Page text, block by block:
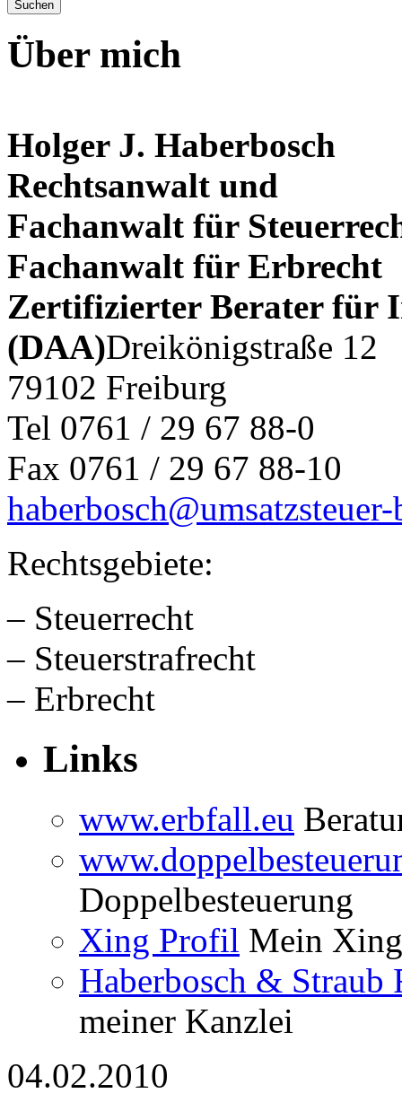
Über mich
Holger J. Haberbosch
Rechtsanwalt und
Fachanwalt für
Fachanwalt für Erbrecht
Zertifizierter Berater für
(DAA)Dreikönigstraße 12
79102 Freiburg
Tel 0761 / 29 67 88-0
Fax 0761 / 29 67 88-10
Rechtsgebiete:
– Steuerrecht
– Steuerstrafrecht
– Erbrecht
Links
www.erbfall.eu
Doppelbesteuerung
Xing Profil Mein
Haberbosch & Straub
meiner Kanzlei
04.02.2010